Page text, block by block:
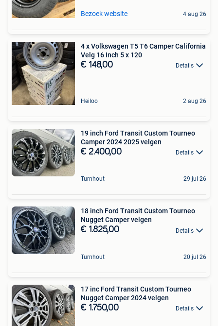
Bezoek website 4 aug 26
4 x Volkswagen T5 T6 Camper California
Velg 16 Inch 5 x 120
€ 148,00 Details
Heiloo 2 aug 26
19 inch Ford Transit Custom Tourneo
Camper 2024 2025 velgen
€ 2.400,00 Details
Turnhout 29 jul 26
18 inch Ford Transit Custom Tourneo
Nugget Camper velgen
€ 1.825,00 Details
Turnhout 20 jul 26
17 inc Ford Transit Custom Tourneo
Nugget Camper 2024 velgen
€ 1.750,00 Details